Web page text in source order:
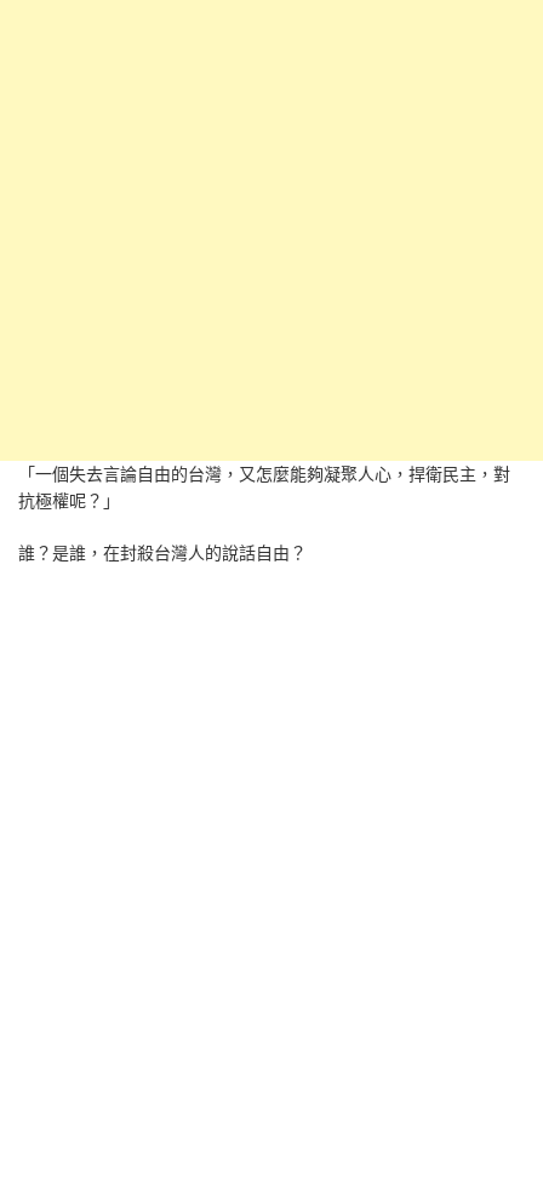
「一個失去言論自由的台灣，又怎麼能夠凝聚人心，捍衛民主，對
抗極權呢？」
誰？是誰，在封殺台灣人的說話自由？